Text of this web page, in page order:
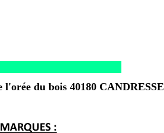
du bois 40180 CANDRESSE